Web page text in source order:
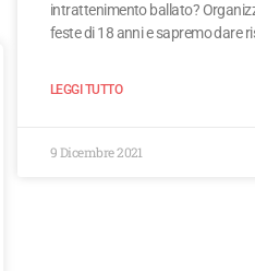
intrattenimento ballato?
feste di 18 anni e sapremo dare
LEGGI TUTTO
9 Dicembre 2021